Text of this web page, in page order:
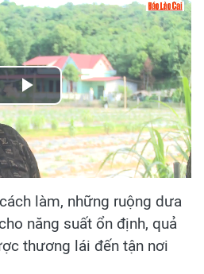
Play
Video
làm, những ruộng dưa
năng suất ổn định, quả
thương lái đến tận nơi